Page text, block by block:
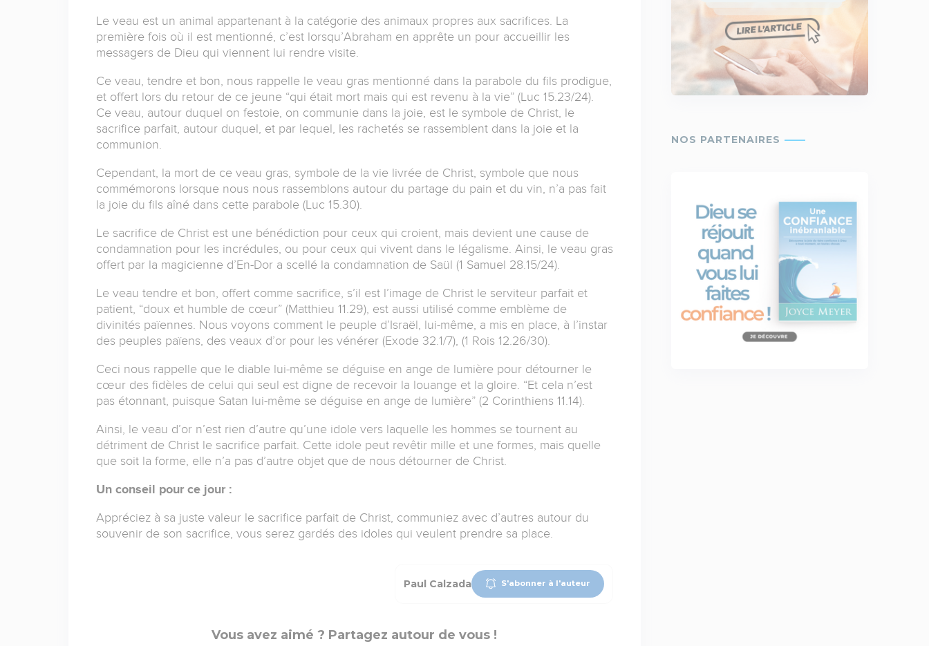
Le veau est un animal appartenant à la catégorie des animaux propres aux sacrifices. La
première fois où il est mentionné, c’est lorsqu’Abraham en apprête un pour accueillir les
messagers de Dieu qui viennent lui rendre visite.
Ce veau, tendre et bon, nous rappelle le veau gras mentionné dans la parabole du fils prodigue,
et offert lors du retour de ce jeune “qui était mort mais qui est revenu à la vie” (Luc 15.23/24).
Ce veau, autour duquel on festoie, on communie dans la joie, est le symbole de Christ, le
sacrifice parfait, autour duquel, et par lequel, les rachetés se rassemblent dans la joie et la
communion.
Cependant, la mort de ce veau gras, symbole de la vie livrée de Christ, symbole que nous
commémorons lorsque nous nous rassemblons autour du partage du pain et du vin, n’a pas fait
la joie du fils aîné dans cette parabole (Luc 15.30).
Le sacrifice de Christ est une bénédiction pour ceux qui croient, mais devient une cause de
condamnation pour les incrédules, ou pour ceux qui vivent dans le légalisme. Ainsi, le veau gras
offert par la magicienne d’En-Dor a scellé la condamnation de Saül (1 Samuel 28.15/24).
Le veau tendre et bon, offert comme sacrifice, s’il est l’image de Christ le serviteur parfait et
patient, “doux et humble de cœur” (Matthieu 11.29), est aussi utilisé comme emblème de
divinités païennes. Nous voyons comment le peuple d’Israël, lui-même, a mis en place, à l’instar
des peuples païens, des veaux d’or pour les vénérer (Exode 32.1/7), (1 Rois 12.26/30).
Ceci nous rappelle que le diable lui-même se déguise en ange de lumière pour détourner le
cœur des fidèles de celui qui seul est digne de recevoir la louange et la gloire. “Et cela n’est
pas étonnant, puisque Satan lui-même se déguise en ange de lumière” (2 Corinthiens 11.14).
Ainsi, le veau d’or n’est rien d’autre qu’une idole vers laquelle les hommes se tournent au
détriment de Christ le sacrifice parfait. Cette idole peut revêtir mille et une formes, mais quelle
que soit la forme, elle n’a pas d’autre objet que de nous détourner de Christ.
Un conseil pour ce jour :
Appréciez à sa juste valeur le sacrifice parfait de Christ, communiez avec d’autres autour du
souvenir de son sacrifice, vous serez gardés des idoles qui veulent prendre sa place.
Paul Calzada S'abonner à l'auteur
Vous avez aimé ? Partagez autour de vous !